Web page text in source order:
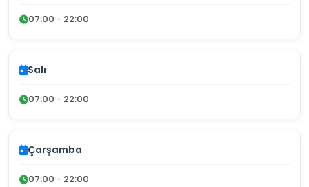
07:00 - 22:00
Salı
07:00 - 22:00
Çarşamba
07:00 - 22:00